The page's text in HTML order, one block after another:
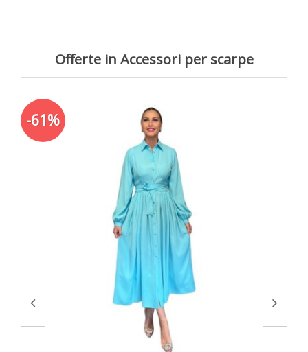
Offerte in Accessori per scarpe
-61%